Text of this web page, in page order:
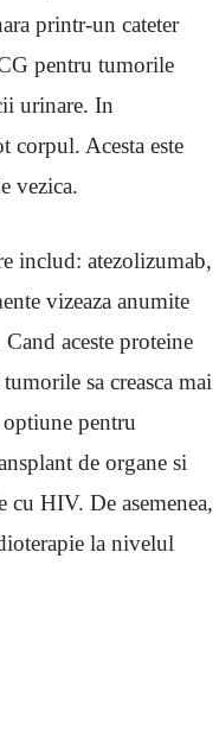
printr-un cateter
pentru tumorile
urinare. In
corpul. Acesta este
vezica.
includ: atezolizumab,
vizeaza anumite
aceste proteine
sa creasca mai
pentru
de organe si
cu HIV. De asemenea,
la nivelul